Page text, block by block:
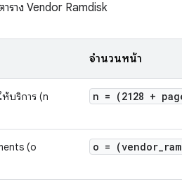
ราง Vendor Ramdisk
จำนวนหน้า
บริการ (n
n = (2128 +
(o
o = (vendor_